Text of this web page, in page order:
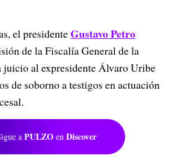
el presidenteGustavo Petro
de la Fiscalía General de la
juicio al expresidente Álvaro Uribe
de soborno a testigos en actuación
a PULZO en Discover